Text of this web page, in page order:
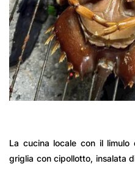
La cucina locale con il limulo
griglia con cipollotto, insalata